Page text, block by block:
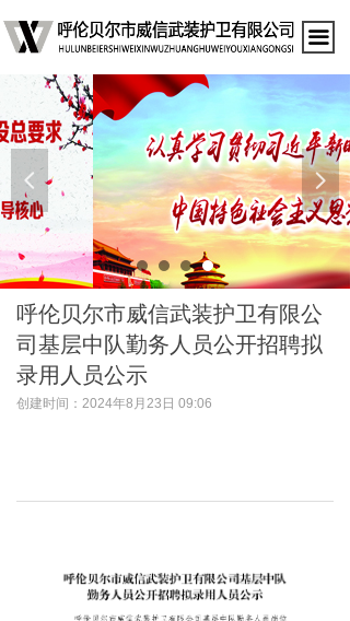
끀
넳 넲
呼伦贝尔市威信武装护卫有限公
司基层中队勤务人员公开招聘拟
录用人员公示
创建时间： 2024年8月23日 09:06